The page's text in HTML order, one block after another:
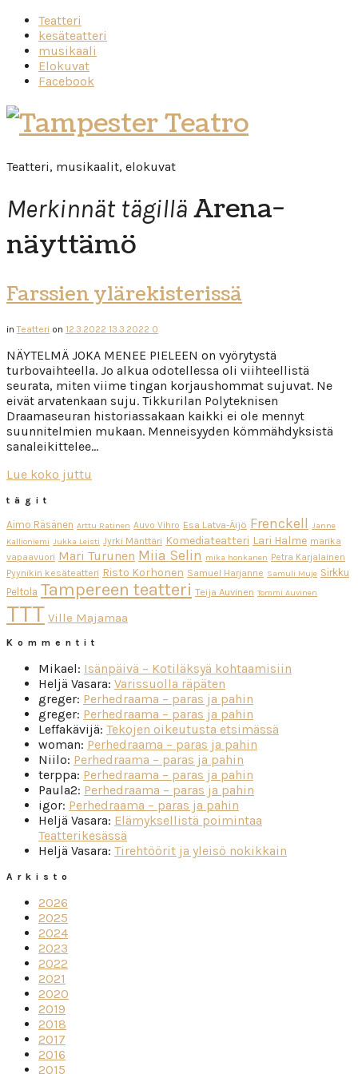
Teatteri
kesäteatteri
musikaali
Elokuvat
Facebook
Tampester
Teatro
Teatteri, musikaalit, elokuvat
Merkinnät tägillä Arena-
näyttämö
Farssien ylärekisterissä
inTeatteri on 12.3.2022 13.3.2022 0
NÄYTELMÄ JOKA MENEE PIELEEN on vyörytystä
turbovaihteella. Jo alkua odotellessa oli viihteellistä
seurata, miten viime tingan korjaushommat sujuvat. Ne
eivät arvatenkaan suju. Tikkurilan Polyteknisen
Draamaseuran historiassakaan kaikki ei ole mennyt
suunnitelmien mukaan. Menneisyyden kömmähdyksistä
sanaleikittelee…
Lue koko juttu
tägit
Aimo Räsänen Arttu Ratinen Auvo Vihro Esa Latva-Äijö Frenckell Janne
Kallioniemi Jukka Leisti Jyrki Mänttäri Komediateatteri Lari Halme marika
vapaavuori Mari Turunen Miia Selin mika honkanen Petra Karjalainen
Pyynikin kesäteatteri Risto Korhonen Samuel Harjanne Samuli Muje Sirkku
Peltola Tampereen teatteri Teija Auvinen Tommi Auvinen
TTT Ville Majamaa
Kommentit
Mikael: Isänpäivä – Kotiläksyä kohtaamisiin
Heljä Vasara: Varissuolla räpäten
greger: Perhedraama – paras ja pahin
greger: Perhedraama – paras ja pahin
Leffakävijä: Tekojen oikeutusta etsimässä
woman: Perhedraama – paras ja pahin
Niilo: Perhedraama – paras ja pahin
terppa: Perhedraama – paras ja pahin
Paula2: Perhedraama – paras ja pahin
igor: Perhedraama – paras ja pahin
Heljä Vasara: Elämyksellistä poimintaa
Teatterikesässä
Heljä Vasara: Tirehtöörit ja yleisö nokikkain
Arkisto
2026
2025
2024
2023
2022
2021
2020
2019
2018
2017
2016
2015